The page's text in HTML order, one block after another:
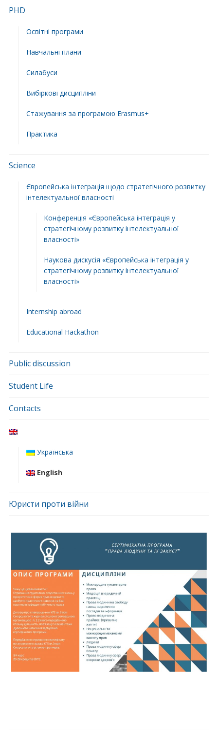
PHD
Освітні програми
Навчальні плани
Силабуси
Вибіркові дисципліни
Стажування за програмою Erasmus+
Практика
Science
Європейська інтеграція щодо стратегічного розвитку
інтелектуальної власності
Конференція «Європейська інтеграція у
стратегічному розвитку інтелектуальної
власності»
Наукова дискусія «Європейська інтеграція у
стратегічному розвитку інтелектуальної
власності»
Internship abroad
Educational Hackathon
Public discussion
Student Life
Contacts
Українська
English
Юристи проти війни